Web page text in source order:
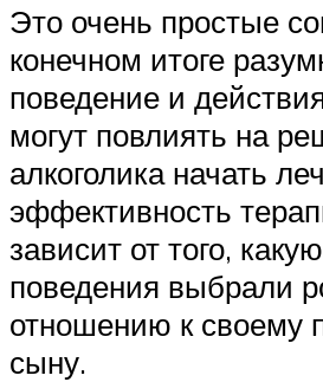
Это очень простые
конечном итоге
поведение и
могут повлиять на
алкоголика начать
эффективность
зависит от того,
поведения выбрали
отношению к своему
сыну.